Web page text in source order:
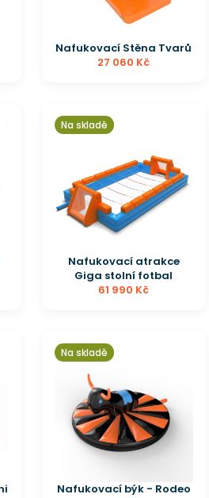
Nafukovací Stěna Tvarů
27 060 Kč
Na skladě
Nafukovací atrakce
Giga stolní fotbal
61 990 Kč
Na skladě
Nafukovací býk - Rodeo